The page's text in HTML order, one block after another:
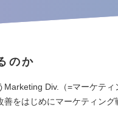
のか
Marketing Div.（=マーケテ
善をはじめにマーケティン